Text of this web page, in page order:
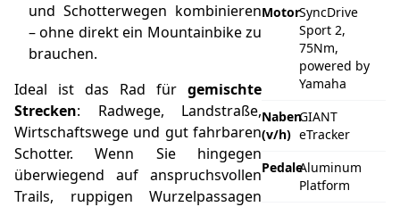
und Schotterwegen kombinieren
– ohne direkt ein Mountainbike zu
brauchen.
Ideal ist das Rad fürgemischte
Strecken: Radwege, Landstraße,
Wirtschaftswege und gut fahrbaren
Schotter. Wenn Sie hingegen
überwiegend auf anspruchsvollen
Trails, ruppigen Wurzelpassagen
MotorSyncDrive
Sport 2,
75Nm,
powered by
Yamaha
Naben
(v/h)
GIANT
eTracker
PedaleAluminum
Platform